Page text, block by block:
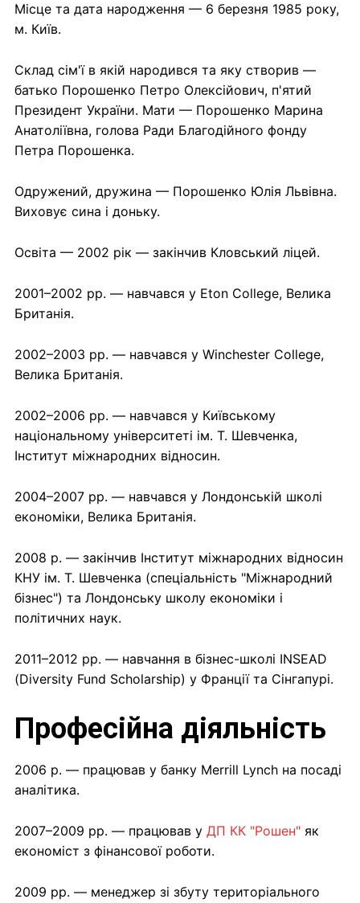
Місце та дата народження — 6 березня 1985 року,
м. Київ.
Склад сім'ї в якій народився та яку створив —
батько Порошенко Петро Олексійович, п'ятий
Президент України. Мати — Порошенко Марина
Анатоліївна, голова Ради Благодійного фонду
Петра Порошенка.
Одружений, дружина — Порошенко Юлія Львівна.
Виховує сина і доньку.
Освіта — 2002 рік — закінчив Кловський ліцей.
2001–2002 рр. — навчався у Eton College, Велика
Британія.
2002–2003 рр. — навчався у Winchester College,
Велика Британія.
2002–2006 рр. — навчався у Київському
національному університеті ім. Т. Шевченка,
Інститут міжнародних відносин.
2004–2007 рр. — навчався у Лондонській школі
економіки, Велика Британія.
2008 р. — закінчив Інститут міжнародних відносин
КНУ ім. Т. Шевченка (спеціальність "Міжнародний
бізнес") та Лондонську школу економіки і
політичних наук.
2011–2012 рр. — навчання в бізнес-школі INSEAD
(Diversity Fund Scholarship) у Франції та Сінгапурі.
Професійна діяльність
2006 р. — працював у банку Merrill Lynch на посаді
аналітика.
2007–2009 рр. — працював у ДП КК "Рошен" як
економіст з фінансової роботи.
2009 рр. — менеджер зі збуту територіального